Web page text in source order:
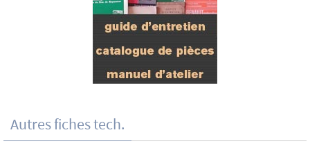
Autres fiches tech.